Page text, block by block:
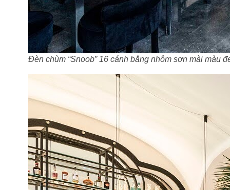
Đèn chùm “Snoob” 16 cánh bằng nhôm sơn mài màu